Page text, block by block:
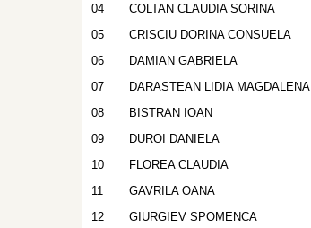
04
COLTAN CLAUDIA SORINA
05
CRISCIU DORINA CONSUELA
06
DAMIAN GABRIELA
07
DARASTEAN LIDIA MAGDALENA
08
BISTRAN IOAN
09
DUROI DANIELA
10
FLOREA CLAUDIA
11
GAVRILA OANA
12
GIURGIEV SPOMENCA